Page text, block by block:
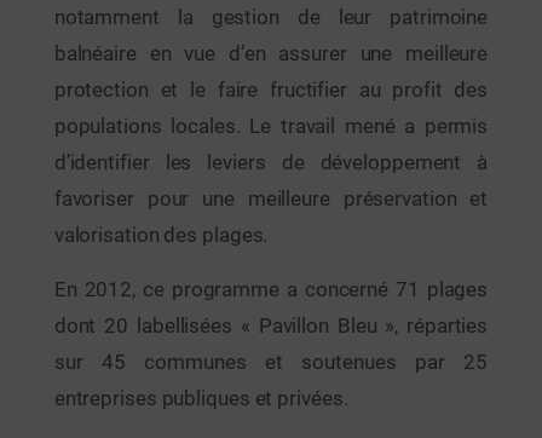
notamment la gestion de leur patrimoine
balnéaire en vue d’en assurer une meilleure
protection et le faire fructifier au profit des
populations locales. Le travail mené a permis
d’identifier les leviers de développement à
favoriser pour une meilleure préservation et
valorisation des plages.
En 2012, ce programme a concerné 71 plages
dont 20 labellisées « Pavillon Bleu », réparties
sur 45 communes et soutenues par 25
entreprises publiques et privées.